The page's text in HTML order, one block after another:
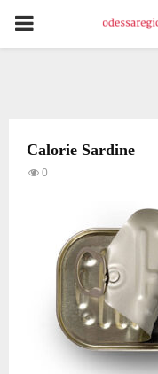
PRIMARY
Calorie Sardine
0